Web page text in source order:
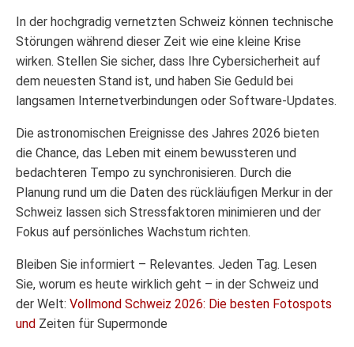
In der hochgradig vernetzten Schweiz können technische
Störungen während dieser Zeit wie eine kleine Krise
wirken. Stellen Sie sicher, dass Ihre Cybersicherheit auf
dem neuesten Stand ist, und haben Sie Geduld bei
langsamen Internetverbindungen oder Software-Updates.
Die astronomischen Ereignisse des Jahres 2026 bieten
die Chance, das Leben mit einem bewussteren und
bedachteren Tempo zu synchronisieren. Durch die
Planung rund um die Daten des rückläufigen Merkur in der
Schweiz lassen sich Stressfaktoren minimieren und der
Fokus auf persönliches Wachstum richten.
Bleiben Sie informiert – Relevantes. Jeden Tag. Lesen
Sie, worum es heute wirklich geht – in der Schweiz und
der Welt: Vollmond Schweiz 2026: Die besten Fotospots
und Zeiten für Supermonde